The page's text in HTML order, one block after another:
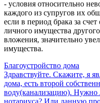
- условия относительно
каждого из супругов их
если в период брака за
личного имущества
вложения, значительно
имущества.
Благоустройство дома
Здравствуйте. Скажите, я
дома, есть второй
воду(канализацию). Нужно